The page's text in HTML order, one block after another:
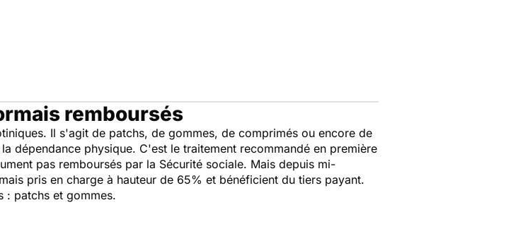
remboursés
Il s'agit de patchs, de gommes, de comprimés ou encore de
dépendance physique. C'est le traitement recommandé en première
pas remboursés par la Sécurité sociale. Mais depuis mi-
pris en charge à hauteur de 65% et bénéficient du tiers payant.
: patchs et gommes.